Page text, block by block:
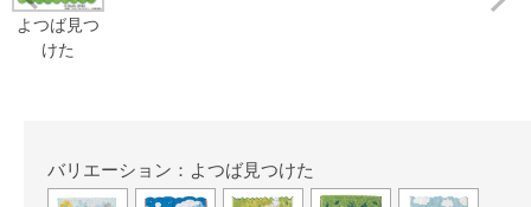
よつば見つ
けた
バリエーション：よつば見つけた